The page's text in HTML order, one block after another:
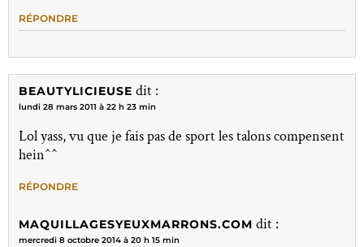
RÉPONDRE
BEAUTYLICIEUSE dit :
lundi 28 mars 2011 à 22 h 23 min
Lol yass, vu que je fais pas de sport les talons compensent
hein^^
RÉPONDRE
MAQUILLAGESYEUXMARRONS.COM dit :
mercredi 8 octobre 2014 à 20 h 15 min